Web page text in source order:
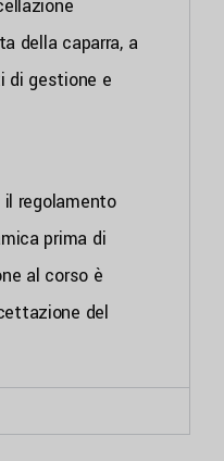
della caparra, a
di gestione e
il regolamento
prima di
al corso è
del